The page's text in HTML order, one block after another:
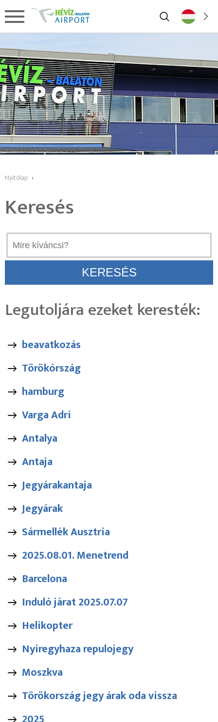
Nyitólap ›
Keresés
Legutoljára ezeket keresték:
beavatkozás
Törökórszág
hamburg
Varga Adri
Antalya
Antaja
Jegyárakantaja
Jegyárak
Sármellék Ausztria
2025.08.01. Menetrend
Barcelona
Induló jàrat 2025.07.07
Helikopter
Nyiregyhaza repulojegy
Moszkva
Törökország jegy árak oda vissza